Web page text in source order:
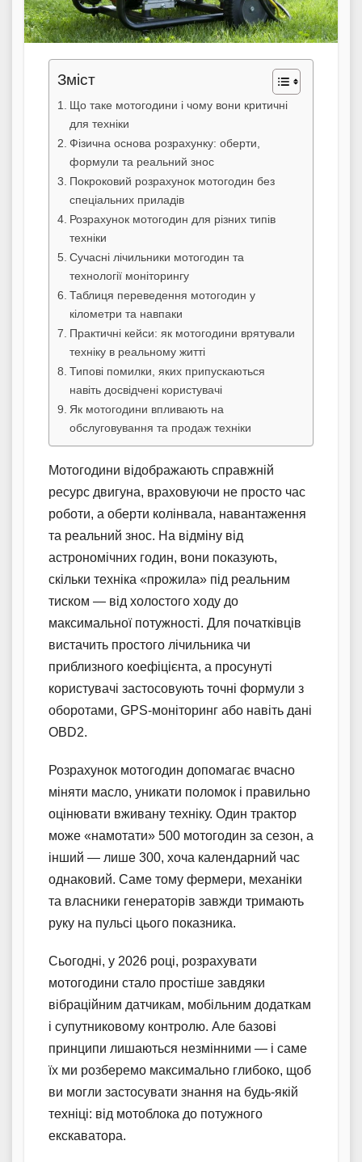
Зміст
Що таке мотогодини і чому вони критичні
для техніки
Фізична основа розрахунку: оберти,
формули та реальний знос
Покроковий розрахунок мотогодин без
спеціальних приладів
Розрахунок мотогодин для різних типів
техніки
Сучасні лічильники мотогодин та
технології моніторингу
Таблиця переведення мотогодин у
кілометри та навпаки
Практичні кейси: як мотогодини врятували
техніку в реальному житті
Типові помилки, яких припускаються
навіть досвідчені користувачі
Як мотогодини впливають на
обслуговування та продаж техніки
Мотогодини відображають справжній
ресурс двигуна, враховуючи не просто час
роботи, а оберти колінвала, навантаження
та реальний знос. На відміну від
астрономічних годин, вони показують,
скільки техніка «прожила» під реальним
тиском — від холостого ходу до
максимальної потужності. Для початківців
вистачить простого лічильника чи
приблизного коефіцієнта, а просунуті
користувачі застосовують точні формули з
оборотами, GPS-моніторинг або навіть дані
OBD2.
Розрахунок мотогодин допомагає вчасно
міняти масло, уникати поломок і правильно
оцінювати вживану техніку. Один трактор
може «намотати» 500 мотогодин за сезон, а
інший — лише 300, хоча календарний час
однаковий. Саме тому фермери, механіки
та власники генераторів завжди тримають
руку на пульсі цього показника.
Сьогодні, у 2026 році, розрахувати
мотогодини стало простіше завдяки
вібраційним датчикам, мобільним додаткам
і супутниковому контролю. Але базові
принципи лишаються незмінними — і саме
їх ми розберемо максимально глибоко, щоб
ви могли застосувати знання на будь-якій
техніці: від мотоблока до потужного
екскаватора.